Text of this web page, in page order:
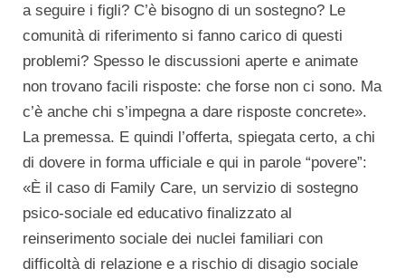
a seguire i figli? C’è bisogno di un sostegno? Le
comunità di riferimento si fanno carico di questi
problemi? Spesso le discussioni aperte e animate
non trovano facili risposte: che forse non ci sono. Ma
c’è anche chi s’impegna a dare risposte concrete».
La premessa. E quindi l’offerta, spiegata certo, a chi
di dovere in forma ufficiale e qui in parole “povere”:
«È il caso di Family Care, un servizio di sostegno
psico-sociale ed educativo finalizzato al
reinserimento sociale dei nuclei familiari con
difficoltà di relazione e a rischio di disagio sociale